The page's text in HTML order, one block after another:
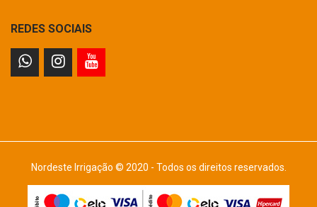
REDES SOCIAIS
Nordeste Irrigação © 2020 - Todos os direitos reservados.